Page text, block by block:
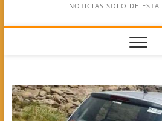
NOTICIAS SOLO DE